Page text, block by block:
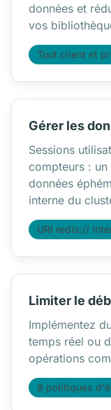
données et
vos
Tout client et
Gérer les
Sessions
compteurs :
données
interne du
URI redis://
Limiter le
Implémentez
temps réel ou
opérations
8 politiques